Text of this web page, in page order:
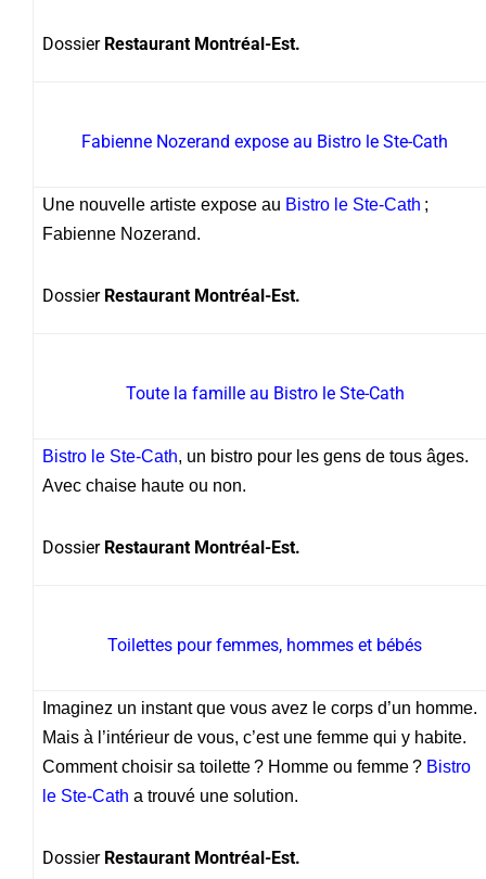
Dossier Restaurant Montréal-Est.
Fabienne Nozerand expose au Bistro le Ste-Cath
Une nouvelle artiste expose au Bistro le Ste-Cath ;
Fabienne Nozerand.
Dossier Restaurant Montréal-Est.
Toute la famille au Bistro le Ste-Cath
Bistro le Ste-Cath, un bistro pour les gens de tous âges.
Avec chaise haute ou non.
Dossier Restaurant Montréal-Est.
Toilettes pour femmes, hommes et bébés
Imaginez un instant que vous avez le corps d’un homme.
Mais à l’intérieur de vous, c’est une femme qui y habite.
Comment choisir sa toilette ? Homme ou femme ? Bistro
le Ste-Cath a trouvé une solution.
Dossier Restaurant Montréal-Est.